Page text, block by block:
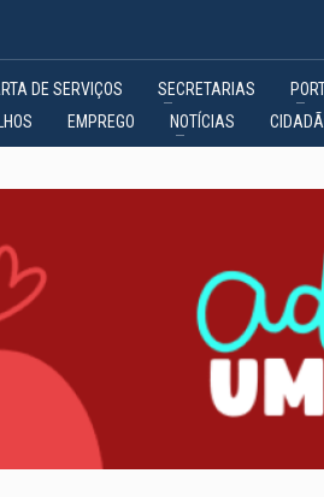
DE SERVIÇOS SECRETARIAS
EMPREGO NOTÍCIAS